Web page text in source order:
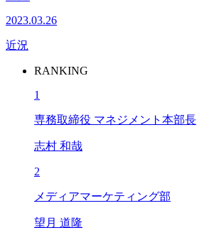
2023.03.26
近況
RANKING
1
専務取締役 マネジメント本部長
志村 和哉
2
メディアマーケティング部
望月 道隆